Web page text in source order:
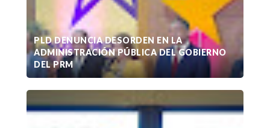
PLD DENUNCIA DESORDEN EN LA
ADMINISTRACIÓN PÚBLICA DEL GOBIERNO
DEL PRM